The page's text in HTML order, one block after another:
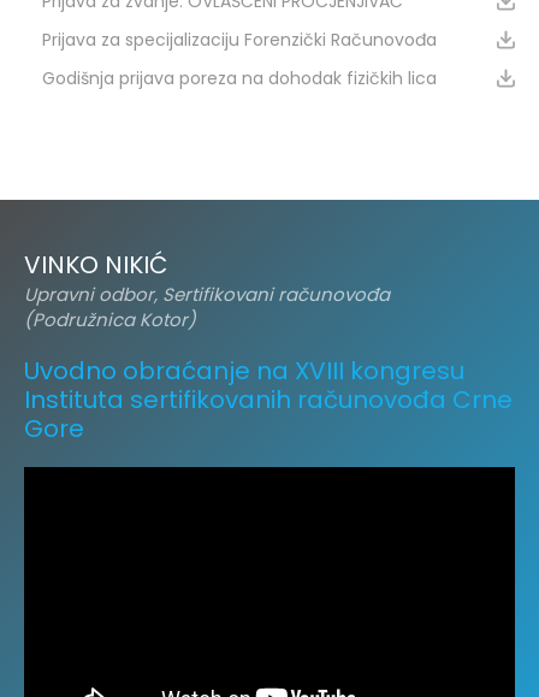
Prijava za specijalizaciju Forenzički Računovođa
Godišnja prijava poreza na dohodak fizičkih lica
VINKO NIKIĆ
Upravni odbor, Sertifikovani računovođa
(Podružnica Kotor)
Uvodno obraćanje na XVIII kongresu
Instituta sertifikovanih računovođa Crne
Gore